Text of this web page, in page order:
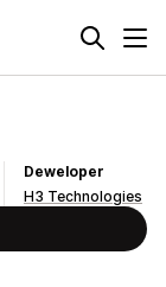
Deweloper
H3 Technologies